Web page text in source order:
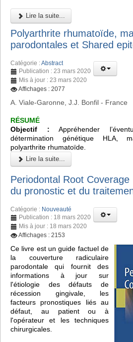
Lire la suite...
Polyarthrite rhumatoïde,
parodontales et Shared
Catégorie :Abstract
Publication : 23 mars 2020
Mis à jour : 23 mars 2020
Affichages : 2077
A. Viale-Garonne, J.J. Bonfil - France
RÉSUMÉ
Objectif : Appréhender
détermination génétique HLA,
polyarthrite rhumatoïde.
Lire la suite...
Periodontal Root Coverage
du pronostic et du
Catégorie : Nouveauté
Publication : 18 mars 2020
Mis à jour : 18 mars 2020
Affichages : 2153
Ce livre est un guide factuel de
la couverture radiculaire
parodontale qui fournit des
informations à jour sur
l'étiologie des défauts de
récession gingivale, les
facteurs pronostiques liés au
défaut, au patient ou à
l'opérateur et les techniques
chirurgicales.